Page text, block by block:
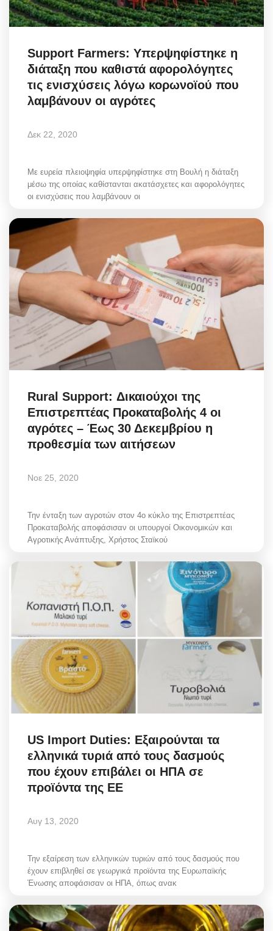
Support Farmers: Υπερψηφίστηκε η
διάταξη που καθιστά αφορολόγητες
τις ενισχύσεις λόγω κορωνοϊού που
λαμβάνουν οι αγρότες
Δεκ 22, 2020
Με ευρεία πλειοψηφία υπερψηφίστηκε στη Βουλή η διάταξη
μέσω της οποίας καθίστανται ακατάσχετες και αφορολόγητες
οι ενισχύσεις που λαμβάνουν οι
Rural Support: Δικαιούχοι της
Επιστρεπτέας Προκαταβολής 4 οι
αγρότες – Έως 30 Δεκεμβρίου η
προθεσμία των αιτήσεων
Νοε 25, 2020
Την ένταξη των αγροτών στον 4ο κύκλο της Επιστρεπτέας
Προκαταβολής αποφάσισαν οι υπουργοί Οικονομικών και
Αγροτικής Ανάπτυξης, Χρήστος Σταϊκού
US Import Duties: Εξαιρούνται τα
ελληνικά τυριά από τους δασμούς
που έχουν επιβάλει οι ΗΠΑ σε
προϊόντα της ΕΕ
Αυγ 13, 2020
Την εξαίρεση των ελληνικών τυριών από τους δασμούς που
έχουν επιβληθεί σε γεωργικά προϊόντα της Ευρωπαϊκής
Ένωσης αποφάσισαν οι ΗΠΑ, όπως ανακ